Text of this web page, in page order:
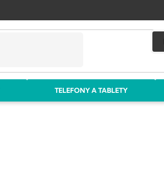
TELEFONY A TABLETY